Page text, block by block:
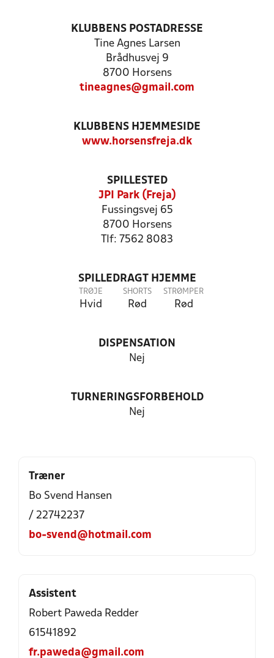
KLUBBENS POSTADRESSE
Tine Agnes Larsen
Brådhusvej 9
8700 Horsens
tineagnes@gmail.com
KLUBBENS HJEMMESIDE
www.horsensfreja.dk
SPILLESTED
JPI Park (Freja)
Fussingsvej 65
8700 Horsens
Tlf: 7562 8083
SPILLEDRAGT HJEMME
TRØJE
Hvid
SHORTS
Rød
STRØMPER
Rød
DISPENSATION
Nej
TURNERINGSFORBEHOLD
Nej
Træner
Bo Svend Hansen
/ 22742237
bo-svend@hotmail.com
Assistent
Robert Paweda Redder
61541892
fr.paweda@gmail.com